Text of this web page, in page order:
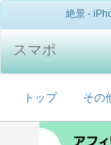
絶景 -
スマポ
トップ その